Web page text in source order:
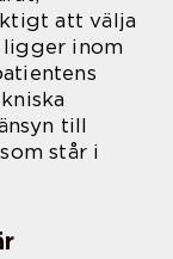
att välja
inom
till
står i